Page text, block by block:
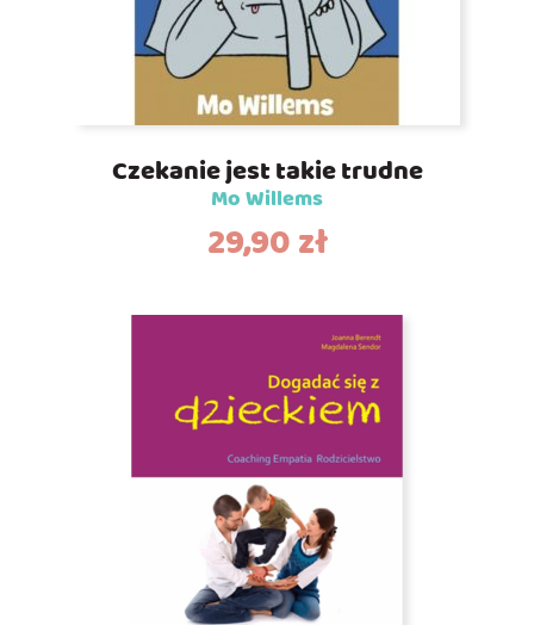
Czekanie jest takie trudne
Mo Willems
29,90zł